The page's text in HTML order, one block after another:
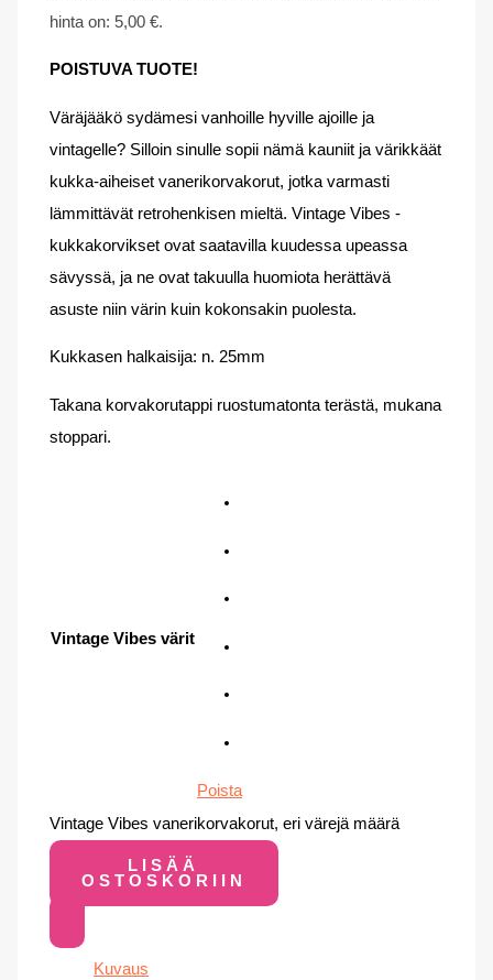
hinta on: 5,00 €.
POISTUVA TUOTE!
Väräjääkö sydämesi vanhoille hyville ajoille ja
vintagelle? Silloin sinulle sopii nämä kauniit ja värikkäät
kukka-aiheiset vanerikorvakorut, jotka varmasti
lämmittävät retrohenkisen mieltä. Vintage Vibes -
kukkakorvikset ovat saatavilla kuudessa upeassa
sävyssä, ja ne ovat takuulla huomiota herättävä
asuste niin värin kuin kokonsakin puolesta.
Kukkasen halkaisija: n. 25mm
Takana korvakorutappi ruostumatonta terästä, mukana
stoppari.
Vintage Vibes värit
Poista
Vintage Vibes vanerikorvakorut, eri värejä määrä
LISÄÄ
OSTOSKORIIN
Kuvaus